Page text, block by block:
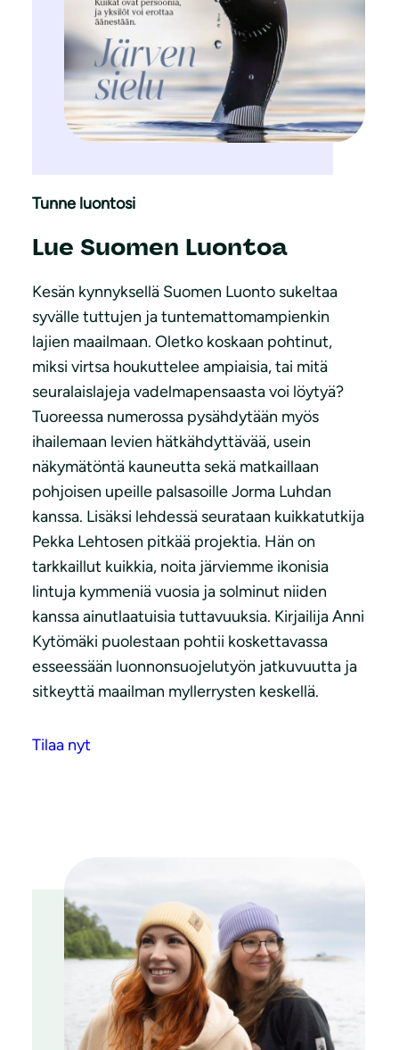
Tunne luontosi
Lue Suomen Luontoa
Kesän kynnyksellä Suomen Luonto sukeltaa
syvälle tuttujen ja tuntemattomampienkin
lajien maailmaan. Oletko koskaan pohtinut,
miksi virtsa houkuttelee ampiaisia, tai mitä
seuralaislajeja vadelmapensaasta voi löytyä?
Tuoreessa numerossa pysähdytään myös
ihailemaan levien hätkähdyttävää, usein
näkymätöntä kauneutta sekä matkaillaan
pohjoisen upeille palsasoille Jorma Luhdan
kanssa. Lisäksi lehdessä seurataan kuikkatutkija
Pekka Lehtosen pitkää projektia. Hän on
tarkkaillut kuikkia, noita järviemme ikonisia
lintuja kymmeniä vuosia ja solminut niiden
kanssa ainutlaatuisia tuttavuuksia. Kirjailija Anni
Kytömäki puolestaan pohtii koskettavassa
esseessään luonnonsuojelutyön jatkuvuutta ja
sitkeyttä maailman myllerrysten keskellä.
Tilaa nyt